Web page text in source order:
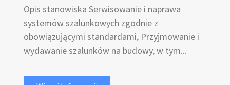
Opis stanowiska Serwisowanie i naprawa
systemów szalunkowych zgodnie z
obowiązującymi standardami, Przyjmowanie i
wydawanie szalunków na budowy, w tym...